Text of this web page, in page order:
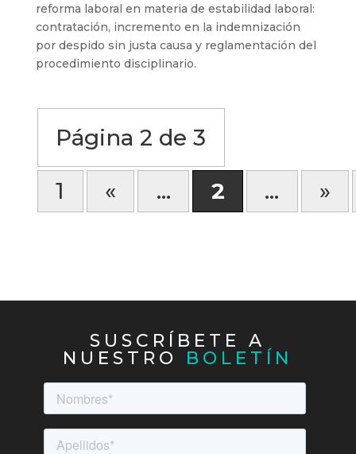
reforma laboral en materia de estabilidad laboral:
contratación, incremento en la indemnización
por despido sin justa causa y reglamentación del
procedimiento disciplinario.
Página 2 de 3
1
« ... 2 ... »
SUSCRÍBETE A
NUESTRO
BOLETÍN